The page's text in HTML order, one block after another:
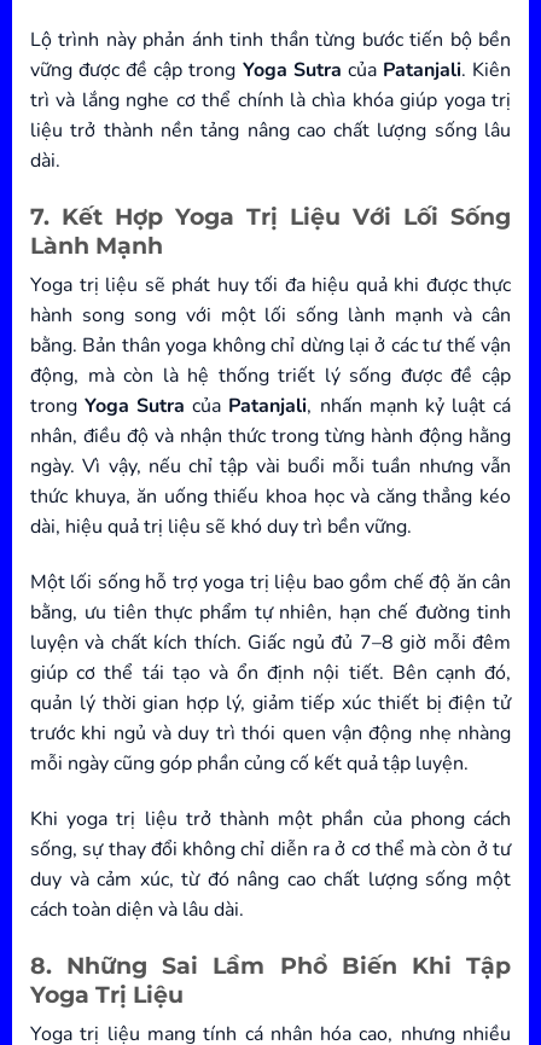
Lộ trình này phản ánh tinh thần từng bước tiến bộ bền
vững được đề cập trong Yoga Sutra của Patanjali. Kiên
trì và lắng nghe cơ thể chính là chìa khóa giúp yoga trị
liệu trở thành nền tảng nâng cao chất lượng sống lâu
dài.
7. Kết Hợp Yoga Trị Liệu Với Lối Sống
Lành Mạnh
Yoga trị liệu sẽ phát huy tối đa hiệu quả khi được thực
hành song song với một lối sống lành mạnh và cân
bằng. Bản thân yoga không chỉ dừng lại ở các tư thế vận
động, mà còn là hệ thống triết lý sống được đề cập
trongYoga Sutra của Patanjali, nhấn mạnh kỷ luật cá
nhân, điều độ và nhận thức trong từng hành động hằng
ngày. Vì vậy, nếu chỉ tập vài buổi mỗi tuần nhưng vẫn
thức khuya, ăn uống thiếu khoa học và căng thẳng kéo
dài, hiệu quả trị liệu sẽ khó duy trì bền vững.
Một lối sống hỗ trợ yoga trị liệu bao gồm chế độ ăn cân
bằng, ưu tiên thực phẩm tự nhiên, hạn chế đường tinh
luyện và chất kích thích. Giấc ngủ đủ 7–8 giờ mỗi đêm
giúp cơ thể tái tạo và ổn định nội tiết. Bên cạnh đó,
quản lý thời gian hợp lý, giảm tiếp xúc thiết bị điện tử
trước khi ngủ và duy trì thói quen vận động nhẹ nhàng
mỗi ngày cũng góp phần củng cố kết quả tập luyện.
Khi yoga trị liệu trở thành một phần của phong cách
sống, sự thay đổi không chỉ diễn ra ở cơ thể mà còn ở tư
duy và cảm xúc, từ đó nâng cao chất lượng sống một
cách toàn diện và lâu dài.
8. Những Sai Lầm Phổ Biến Khi Tập
Yoga Trị Liệu
Yoga trị liệu mang tính cá nhân hóa cao, nhưng nhiều